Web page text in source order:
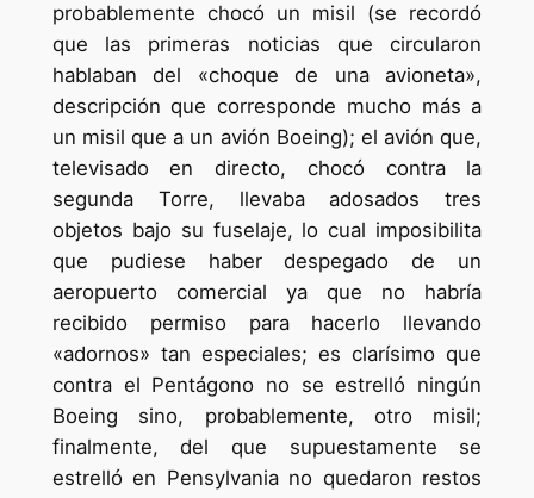
probablemente chocó un misil (se recordó
que las primeras noticias que circularon
hablaban del «choque de una avioneta»,
descripción que corresponde mucho más a
un misil que a un avión Boeing); el avión que,
televisado en directo, chocó contra la
segunda Torre, llevaba adosados tres
objetos bajo su fuselaje, lo cual imposibilita
que pudiese haber despegado de un
aeropuerto comercial ya que no habría
recibido permiso para hacerlo llevando
«adornos» tan especiales; es clarísimo que
contra el Pentágono no se estrelló ningún
Boeing sino, probablemente, otro misil;
finalmente, del que supuestamente se
estrelló en Pensylvania no quedaron restos